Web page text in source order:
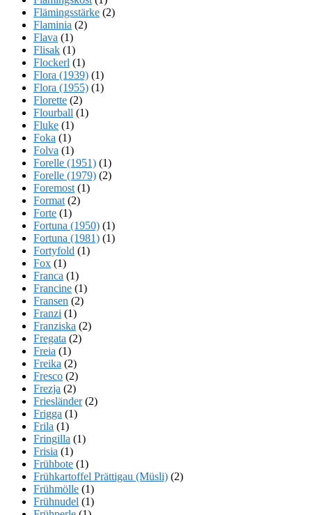
Flämingsstärke (2)
Flaminia (2)
Flava (1)
Flisak (1)
Flockerl (1)
Flora (1939) (1)
Flora (1955) (1)
Florette (2)
Flourball (1)
Fluke (1)
Foka (1)
Folva (1)
Forelle (1951) (1)
Forelle (1979) (2)
Foremost (1)
Format (2)
Forte (1)
Fortuna (1950) (1)
Fortuna (1981) (1)
Fortyfold (1)
Fox (1)
Franca (1)
Francine (1)
Fransen (2)
Franzi (1)
Franziska (2)
Fregata (2)
Freia (1)
Freika (2)
Fresco (2)
Frezja (2)
Friesländer(2)
Frigga (1)
Frila (1)
Fringilla (1)
Frisia (1)
Frühbote (1)
Frühkartoffel Prättigau (Müsli) (2)
Frühmölle (1)
Frühnudel (1)